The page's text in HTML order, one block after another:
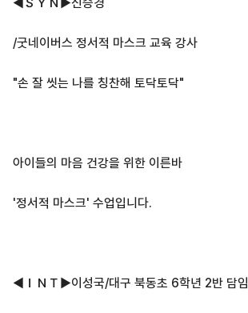
/굿네이버스 정서적 마스크 교육 강사
"손 잘 씻는 나를 칭찬해 토닥토닥"
아이들의 마음 건강을 위한 이른바
'정서적 마스크' 수업입니다.
◀ＩＮＴ▶이성국/대구 북동초 6학년 2반 담임